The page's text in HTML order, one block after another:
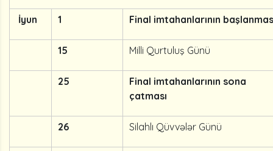
İyun 1 Final imtahanlarının
15 Milli Qurtuluş Günü
25
Final imtahanlarının sona
çatması
26 Silahlı Qüvvələr Günü